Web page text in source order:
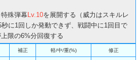
殊弾幕 Lv.10を展開する（威力はスキルレ
に1回しか発動できず、戦闘中に1回目で
限の6%分回復する
補正 軽/中/重(%) 修正